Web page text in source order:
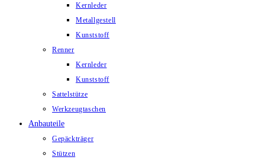
Kernleder
Metallgestell
Kunststoff
Renner
Kernleder
Kunststoff
Sattelstütze
Werkzeugtaschen
Anbauteile
Gepäckträger
Stützen